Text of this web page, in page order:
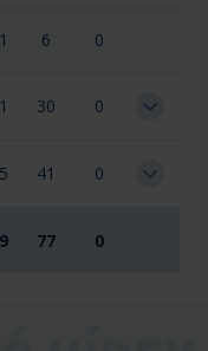
6 0
30 0
41 0
77 0